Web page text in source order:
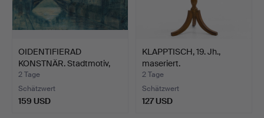
OIDENTIFIERAD
KONSTNÄR. Stadtmotiv,
signie…
2 Tage
Schätzwert
159 USD
KLAPPTISCH, 19. Jh.,
maseriert.
2 Tage
Schätzwert
127 USD